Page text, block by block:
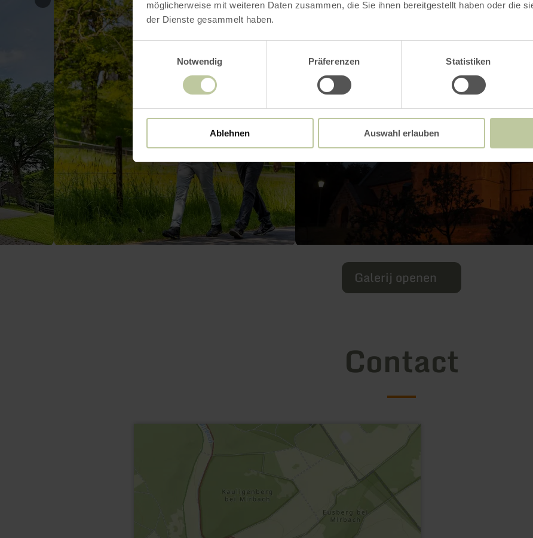
möglicherweise mit weiteren Daten zusammen, die Sie ihnen bereitgestellt haben oder die
der Dienste gesammelt haben.
Notwendig
Präferenzen Statistiken
Ablehnen Auswahl erlauben
Galerij openen
Contact